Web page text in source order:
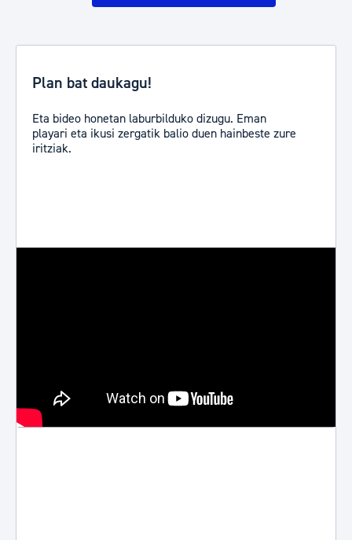
Plan bat daukagu!
Eta bideo honetan laburbilduko dizugu. Eman
playari eta ikusi zergatik balio duen hainbeste zure
iritziak.